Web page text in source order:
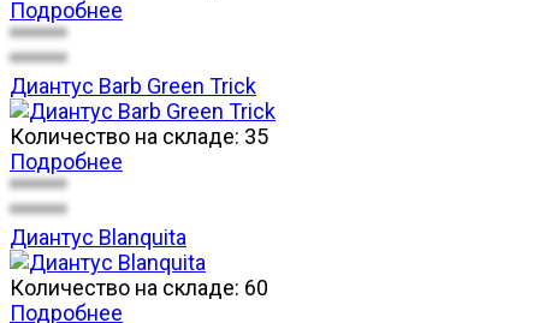
Подробнее
******
******
Диантус Barb Green Trick
Количество на складе: 35
Подробнее
******
******
Диантус Blanquita
Количество на складе: 60
Подробнее